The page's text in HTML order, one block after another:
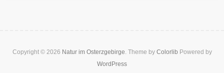
Copyright © 2026 Natur im Osterzgebirge. Theme by Colorlib Powered by
WordPress